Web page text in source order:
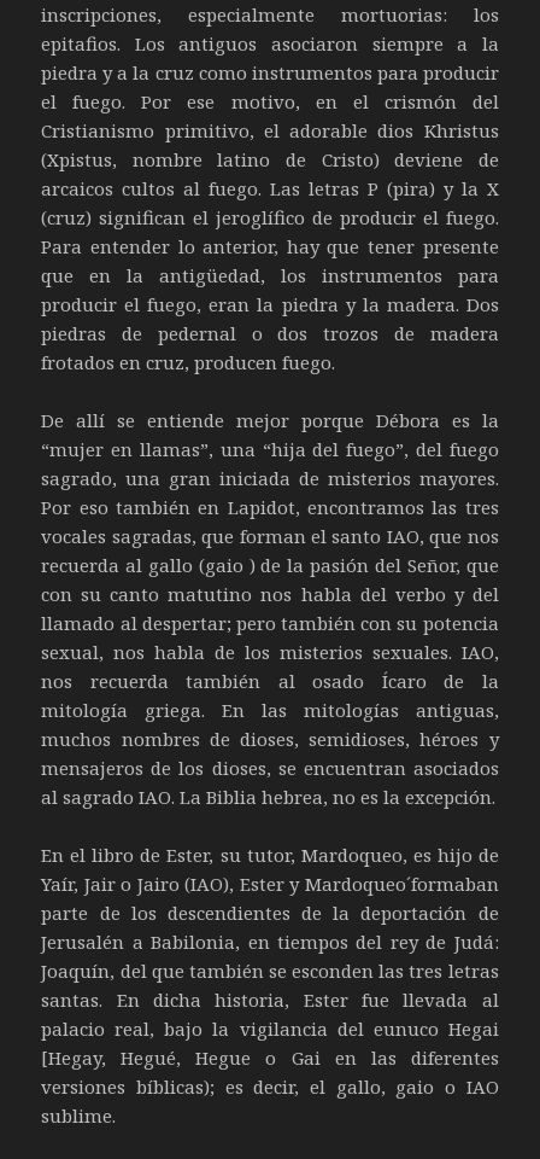
inscripciones, especialmente mortuorias: los
epitafios. Los antiguos asociaron siempre a la
piedra y a la cruz como instrumentos para producir
el fuego. Por ese motivo, en el crismón del
Cristianismo primitivo, el adorable dios Khristus
(Xpistus, nombre latino de Cristo) deviene de
arcaicos cultos al fuego. Las letras P (pira) y la X
(cruz) significan el jeroglífico de producir el fuego.
Para entender lo anterior, hay que tener presente
que en la antigüedad, los instrumentos para
producir el fuego, eran la piedra y la madera. Dos
piedras de pedernal o dos trozos de madera
frotados en cruz, producen fuego.
De allí se entiende mejor porque Débora es la
“mujer en llamas”, una “hija del fuego”, del fuego
sagrado, una gran iniciada de misterios mayores.
Por eso también en Lapidot, encontramos las tres
vocales sagradas, que forman el santo IAO, que nos
recuerda al gallo (gaio ) de la pasión del Señor, que
con su canto matutino nos habla del verbo y del
llamado al despertar; pero también con su potencia
sexual, nos habla de los misterios sexuales. IAO,
nos recuerda también al osado Ícaro de la
mitología griega. En las mitologías antiguas,
muchos nombres de dioses, semidioses, héroes y
mensajeros de los dioses, se encuentran asociados
al sagrado IAO. La Biblia hebrea, no es la excepción.
En el libro de Ester, su tutor, Mardoqueo, es hijo de
Yaír, Jair o Jairo (IAO), Ester y Mardoqueo´formaban
parte de los descendientes de la deportación de
Jerusalén a Babilonia, en tiempos del rey de Judá:
Joaquín, del que también se esconden las tres letras
santas. En dicha historia, Ester fue llevada al
palacio real, bajo la vigilancia del eunuco Hegai
[Hegay, Hegué, Hegue o Gai en las diferentes
versiones bíblicas); es decir, el gallo, gaio o IAO
sublime.